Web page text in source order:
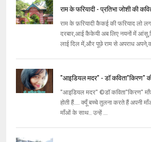
राम के फरियादी - प्रतिभा जोशी की
राम के फ़रियादी कैकई की फरियाद लो
दरबार,आई कैकेयी अब लिए नयनों में
लाई दिल में,और पूछे राम से अपराध
"आइडियल मदर" - डॉ कविता"किरण"
"आइडियल मदर" ©डॉ कविता"किरण"
होती हैं.... क्यूँ बच्चे तुलना करते हैं अपनी
माँओं के साथ.. उन्हें ...